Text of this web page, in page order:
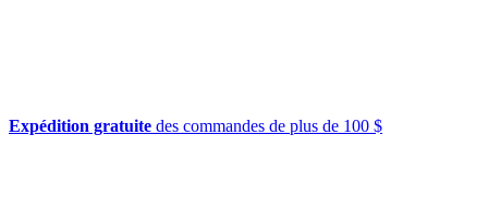
Expédition gratuite des commandes de plus de 100 $